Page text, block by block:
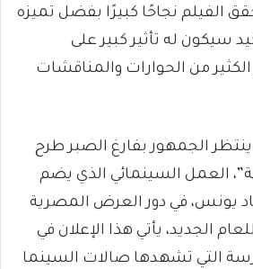
الفيلم نجاحًا كبيرًا بفضل تميزه
سيكون له تأثير كبير على
من الحوارات والمناقشات
ينتظر الجمهور بفارغ الصبر طرح
العمل السينمائي الذي يضم
يونس، في دور العرض المصرية
الجديد، يأتي هذا الإعلان في
التي تشهدها صالات السينما